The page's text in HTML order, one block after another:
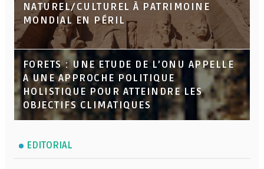
NATUREL/CULTUREL À PATRIMOINE
MONDIAL EN PÉRIL
FORETS : UNE ETUDE DE L’ONU APPELLE
A UNE APPROCHE POLITIQUE
HOLISTIQUE POUR ATTEINDRE LES
OBJECTIFS CLIMATIQUES
EDITORIAL